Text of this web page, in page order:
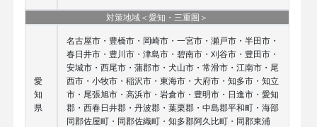
対策地域＜愛知・三重圏＞
愛
知
県
名古屋市・豊橋市・岡崎市・一宮市・瀬戸市・半田市・
春日井市・豊川市・津島市・碧南市・刈谷市・豊田市・
安城市・西尾市・蒲郡市・犬山市・常滑市・江南市・尾
西市・小牧市・稲沢市・東海市・大府市・知多市・知立
市・尾張旭市・高浜市・岩倉市・豊明市・日進市・愛知
郡・西春日井郡・丹波郡・葉栗郡・中島郡平和町・海部
同郡佐屋町・同郡佐織町・知多郡阿久比町・同郡東浦